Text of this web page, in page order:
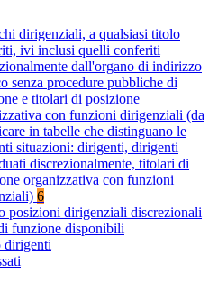
dirigenziali, a qualsiasi titolo
ivi inclusi quelli conferiti
dall'organo di indirizzo
senza procedure pubbliche di
e titolari di posizione
con funzioni dirigenziali (da
in tabelle che distinguano le
situazioni: dirigenti, dirigenti
discrezionalmente, titolari di
organizzativa con funzioni
6
posizioni dirigenziali discrezionali
funzione disponibili
dirigenti